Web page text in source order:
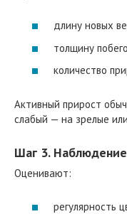
длину новых
толщину
количество
Активный прирост
слабый — на зрелые
Шаг 3.
Оценивают:
регулярность